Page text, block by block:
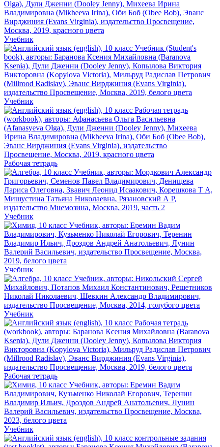
Учебник
Учебник
Рабочая тетрадь
Учебник
Учебник
Учебник
Рабочая тетрадь
Учебник